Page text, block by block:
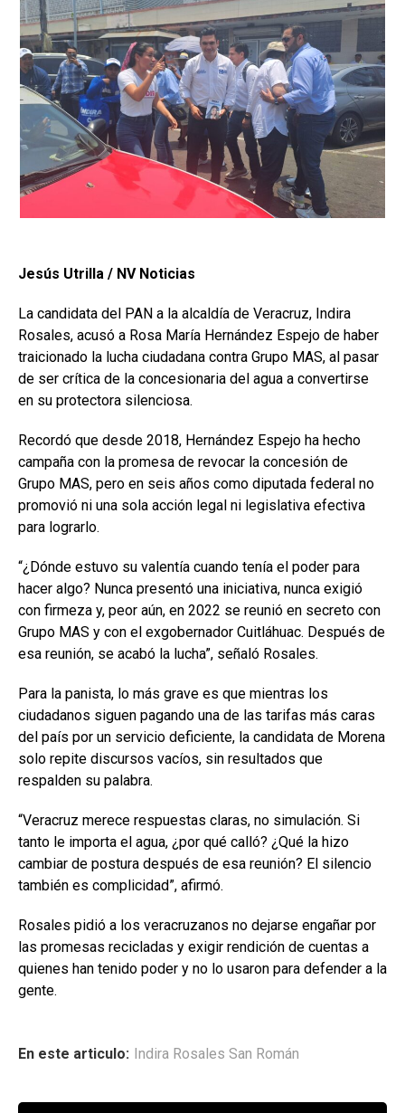
Jesús Utrilla / NV Noticias
La candidata del PAN a la alcaldía de Veracruz, Indira
Rosales, acusó a Rosa María Hernández Espejo de haber
traicionado la lucha ciudadana contra Grupo MAS, al pasar
de ser crítica de la concesionaria del agua a convertirse
en su protectora silenciosa.
Recordó que desde 2018, Hernández Espejo ha hecho
campaña con la promesa de revocar la concesión de
Grupo MAS, pero en seis años como diputada federal no
promovió ni una sola acción legal ni legislativa efectiva
para lograrlo.
“¿Dónde estuvo su valentía cuando tenía el poder para
hacer algo? Nunca presentó una iniciativa, nunca exigió
con firmeza y, peor aún, en 2022 se reunió en secreto con
Grupo MAS y con el exgobernador Cuitláhuac. Después de
esa reunión, se acabó la lucha”, señaló Rosales.
Para la panista, lo más grave es que mientras los
ciudadanos siguen pagando una de las tarifas más caras
del país por un servicio deficiente, la candidata de Morena
solo repite discursos vacíos, sin resultados que
respalden su palabra.
“Veracruz merece respuestas claras, no simulación. Si
tanto le importa el agua, ¿por qué calló? ¿Qué la hizo
cambiar de postura después de esa reunión? El silencio
también es complicidad”, afirmó.
Rosales pidió a los veracruzanos no dejarse engañar por
las promesas recicladas y exigir rendición de cuentas a
quienes han tenido poder y no lo usaron para defender a la
gente.
En este articulo: Indira Rosales San Román